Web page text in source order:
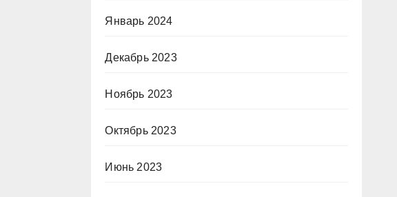
Январь 2024
Декабрь 2023
Ноябрь 2023
Октябрь 2023
Июнь 2023